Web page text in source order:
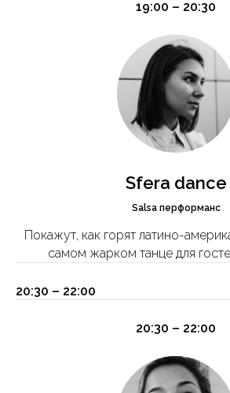
19:00 – 20:30
Sfera dance
Salsa перформанс
Покажут, как горят латино-
самом жарком танце для
20:30 – 22:00
20:30 – 22:00